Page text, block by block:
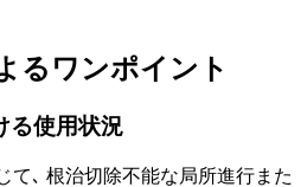
るワンポイント
る使用状況
て､ 根治切除不能な局所進行また